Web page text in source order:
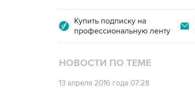
Купить подписку на
профессиональную ленту
НОВОСТИ ПО ТЕМЕ
13 апреля 2016 года 07:28